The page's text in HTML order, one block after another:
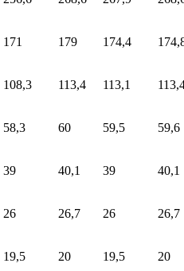
171 179 174,4
108,3 113,4 113,1
58,3 60 59,5 59,6
39 40,1 39 40,1
26 26,7 26 26,7
19,5 20 19,5 20